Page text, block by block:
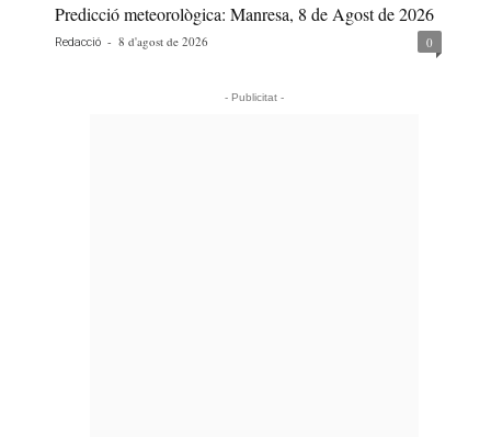
Predicció meteorològica: Manresa, 8 de Agost de 2026
Redacció - 8 d'agost de 2026 0
- Publicitat -